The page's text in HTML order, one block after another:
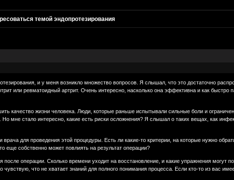
темой эндопротезирования
и у меня возникло множество вопросов. Я слышал, что это достаточно
или ревматоидный артрит. Очень интересно, насколько она эффективна и как
качество жизни человека. Люди, которые раньше испытывали сильные боли и
Но мне стало интересно, какие есть риски осложнения? Я слышал о таких вещах, как
для проведения этой процедуры. Есть ли какие-то критерии, на которые нужно
еще собственно может повлиять на результат операции?
после операции. Сколько времени уходит на восстановление, и какие упражнения
что не хватает знаний для полного понимания процесса. Если кто-то из вас